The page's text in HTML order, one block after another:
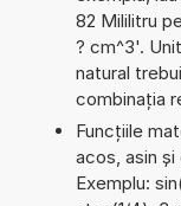
82 Mililitru
? cm^3'.
natural
combinația
Funcțiile
acos, asin
Exemplu: